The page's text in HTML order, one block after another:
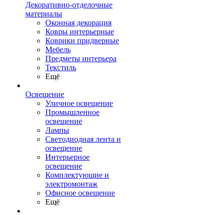
Декоративно-отделочные
материалы
Оконная декорация
Ковры интерьерные
Коврики придверные
Мебель
Предметы интерьера
Текстиль
Ещё
Освещение
Уличное освещение
Промышленное
освещение
Лампы
Светодиодная лента и
освещение
Интерьерное
освещение
Комплектующие и
электромонтаж
Офисное освещение
Ещё